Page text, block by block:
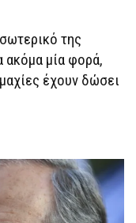
της
ακόμα μία φορά,
έχουν δώσει